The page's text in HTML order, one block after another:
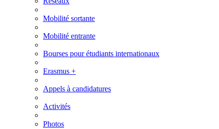
Mobilité sortante
Mobilité entrante
Bourses pour étudiants internationaux
Erasmus +
Appels à candidatures
Activités
Photos